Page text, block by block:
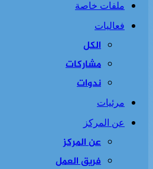
ملفات خاصة
فعاليات
الكل
مشاركات
ندوات
مرئيات
عن المركز
عن المركز
فريق العمل